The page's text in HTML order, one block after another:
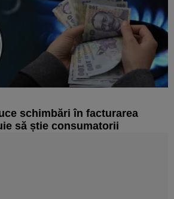
schimbări în facturarea
să știe consumatorii